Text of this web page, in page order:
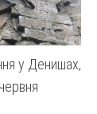
у Денишах,